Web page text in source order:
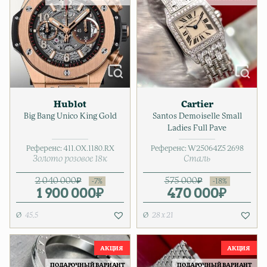
Hublot
Big Bang Unico King Gold
Референс: 411.OX.1180.RX
Золото розовое 18к
2 040 000₽
Первоначальная цена
1 900 000₽
Текущая цена: 1 900 000₽.
45,5
Cartier
Santos Demoiselle Small
Ladies Full Pave
Референс: W25064Z5 2698
Сталь
575 000₽
470 000₽
Текущая
28 х 21
ПОДАРОЧНЫЙ ВАРИАНТ ПОДАРОЧНЫЙ ВАРИАНТ